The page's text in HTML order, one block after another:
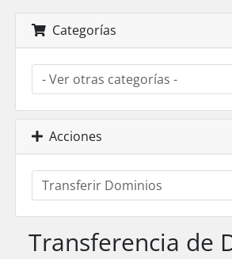
Categorías
Acciones
Transferencia de